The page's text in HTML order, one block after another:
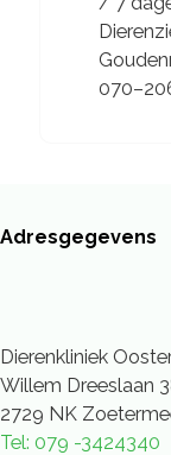
Adresgegevens
Dierenkliniek
Willem Dreeslaan
2729 NK
Tel: 079 -3424340